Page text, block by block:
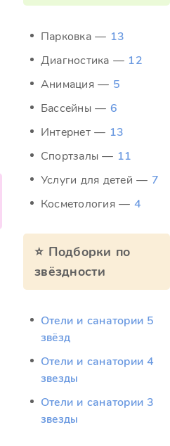
Парковка — 13
Диагностика — 12
Анимация — 5
Бассейны — 6
Интернет — 13
Спортзалы — 11
Услуги для детей — 7
Косметология — 4
⭐ Подборки по
звёздности
Отели и санатории 5
звёзд
Отели и санатории 4
звезды
Отели и санатории 3
звезды